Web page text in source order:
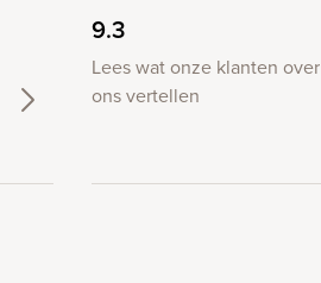
9.3
Lees wat onze klanten over
ons vertellen